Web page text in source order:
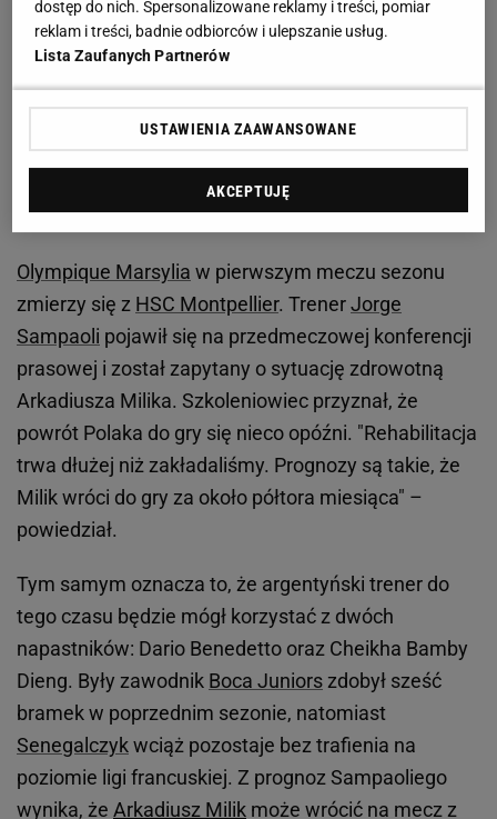
Zobacz wideoArkadiusz Milik pokazał, jak walczy o
Jorge Sampaoli zabrał głos ws. powrotu
Arkadiusza Milika do gry. "Rehabilitacja trwa dłużej
niż zakładaliśmy"
Olympique Marsylia w pierwszym meczu sezonu
zmierzy się z HSC Montpellier. TrenerJorge
Sampaoli pojawił się na przedmeczowej konferencji
prasowej i został zapytany o sytuację zdrowotną
Arkadiusza Milika. Szkoleniowiec przyznał, że
powrót Polaka do gry się nieco opóźni. "Rehabilitacja
trwa dłużej niż zakładaliśmy. Prognozy są takie, że
Milik wróci do gry za około półtora miesiąca" –
powiedział.
Tym samym oznacza to, że argentyński trener do
tego czasu będzie mógł korzystać z dwóch
napastników: Dario Benedetto oraz Cheikha Bamby
Dieng. Były zawodnik Boca Juniors zdobył sześć
bramek w poprzednim sezonie, natomiast
Senegalczykwciąż pozostaje bez trafienia na
poziomie ligi francuskiej. Z prognoz Sampaoliego
wynika, że Arkadiusz Milik może wrócić na mecz z
dostęp do nich. Spersonalizowane reklamy i treści, pomiar
reklam i treści, badnie odbiorców i ulepszanie usług.
Lista Zaufanych Partnerów
USTAWIENIA ZAAWANSOWANE
AKCEPTUJĘ